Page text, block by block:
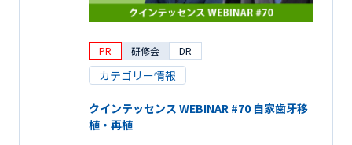
PR 研修会 DR
カテゴリー情報
クインテッセンス WEBINAR #70 自家歯牙移
植・再植